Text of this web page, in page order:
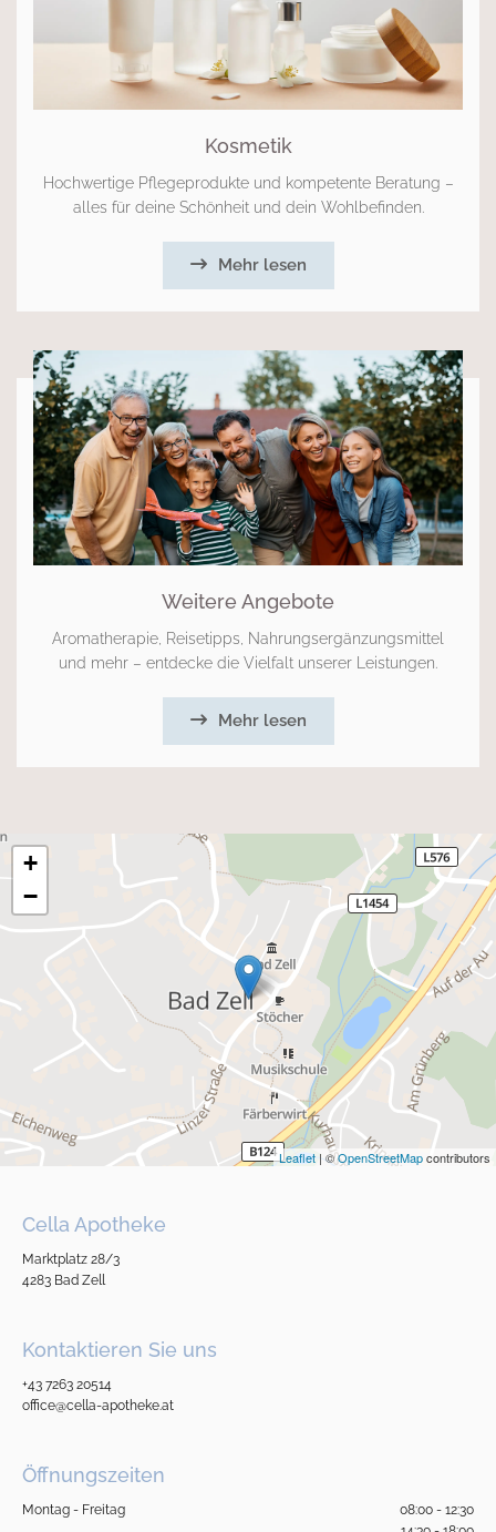
Kosmetik
Hochwertige Pflegeprodukte und kompetente Beratung –
alles für deine Schönheit und dein Wohlbefinden.
Mehr lesen
Weitere Angebote
Aromatherapie, Reisetipps, Nahrungsergänzungsmittel
und mehr – entdecke die Vielfalt unserer Leistungen.
Mehr lesen
+
−
Leaflet | ©OpenStreetMapcontributors
Cella Apotheke
Marktplatz 28/3
4283 Bad Zell
Kontaktieren Sie uns
+43 7263 20514
office@cella-apotheke.at
Öffnungszeiten
Montag - Freitag
08:00 - 12:30